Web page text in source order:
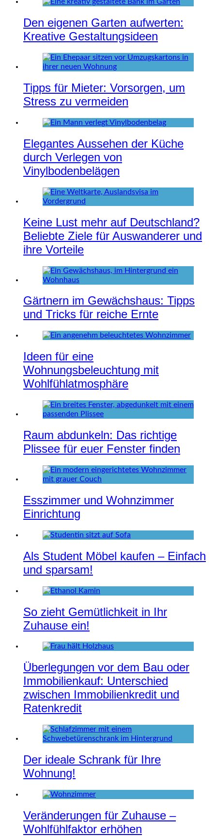
Den eigenen Garten aufwerten:
Kreative Gestaltungsideen
Tipps für Mieter: Vorsorgen, um
Stress zu vermeiden
Elegantes Aussehen der Küche
durch Verlegen von
Vinylbodenbelägen
Keine Lust mehr auf Deutschland?
Beliebte Ziele für Auswanderer und
ihre Vorteile
Gärtnern im Gewächshaus: Tipps
und Tricks für reiche Ernte
Ideen für eine
Wohnungsbeleuchtung mit
Wohlfühlatmosphäre
Raum abdunkeln: Das richtige
Plissee für euer Fenster finden
Esszimmer und Wohnzimmer
Einrichtung
Als Student Möbel kaufen – Einfach
und sparsam!
So zieht Gemütlichkeit in Ihr
Zuhause ein!
Überlegungen vor dem Bau oder
Immobilienkauf: Unterschied
zwischen Immobilienkredit und
Ratenkredit
Der ideale Schrank für Ihre
Wohnung!
Veränderungen für Zuhause –
Wohlfühlfaktor erhöhen